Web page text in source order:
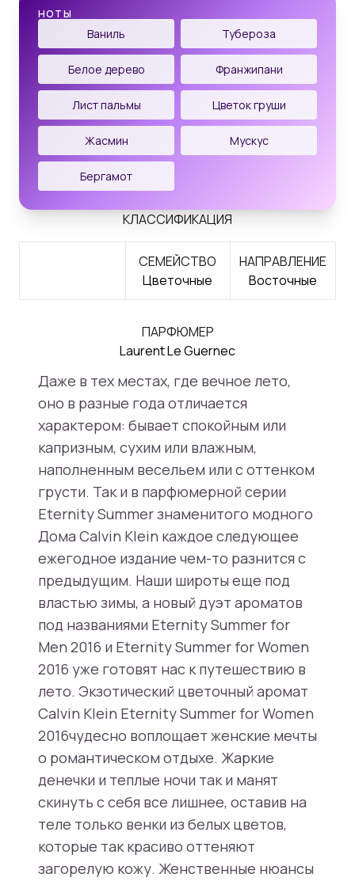
НОТЫ
Ваниль Тубероза
Белое дерево Франжипани
Лист пальмы Цветок груши
Жасмин Мускус
Бергамот
КЛАССИФИКАЦИЯ
СЕМЕЙСТВО
Цветочные
НАПРАВЛЕНИЕ
Восточные
ПАРФЮМЕР
Laurent Le Guernec
Даже в тех местах, где вечное лето,
оно в разные года отличается
характером: бывает спокойным или
капризным, сухим или влажным,
наполненным весельем или с оттенком
грусти. Так и в парфюмерной серии
Eternity Summer знаменитого модного
Дома Calvin Klein каждое следующее
ежегодное издание чем-то разнится с
предыдущим. Наши широты еще под
властью зимы, а новый дуэт ароматов
под названиями Eternity Summer for
Men 2016 и Eternity Summer for Women
2016 уже готовят нас к путешествию в
лето. Экзотический цветочный аромат
Calvin Klein Eternity Summer for Women
2016чудесно воплощает женские мечты
о романтическом отдыхе. Жаркие
денечки и теплые ночи так и манят
скинуть с себя все лишнее, оставив на
теле только венки из белых цветов,
которые так красиво оттеняют
загорелую кожу. Женственные нюансы